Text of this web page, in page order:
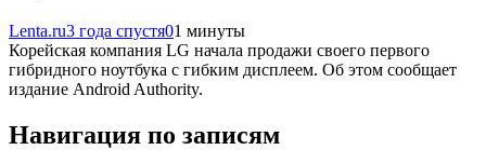
Lenta.ru3 года спустя01 минуты
Корейская компания LG начала продажи своего первого
гибридного ноутбука с гибким дисплеем. Об этом сообщает
издание Android Authority.
Навигация по записям